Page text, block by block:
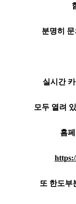
분명히
실시간
모두 열려
홈
또 한도부